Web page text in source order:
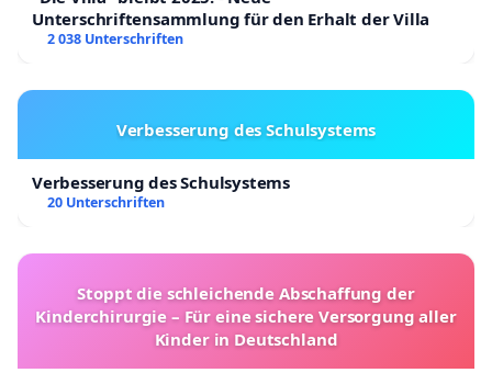
Unterschriftensammlung für den Erhalt der Villa
2 038 Unterschriften
Verbesserung des Schulsystems
Verbesserung des Schulsystems
20 Unterschriften
Stoppt die schleichende Abschaffung der
Kinderchirurgie – Für eine sichere Versorgung aller
Kinder in Deutschland